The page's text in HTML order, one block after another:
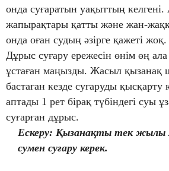
онда суғаратын уақыттың келгені.
жапырақтары қатты және жан-
онда оған судың әзірге қажеті жоқ.
Дұрыс суғару ережесін өнім өң ала
ұстаған маңызды. Жасыл қызанақ
бастаған кезде суғаруды
аптады 1 рет бірақ түбіндегі суы
суғарған дұрыс.
Ескеру: Қызанақты тек жылы
сумен суғару керек.